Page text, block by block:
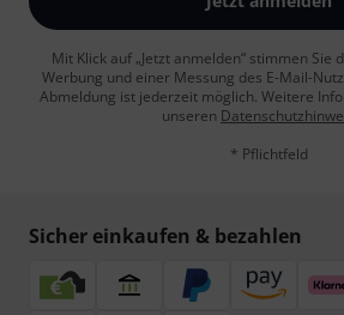
Mit Klick auf „Jetzt anmelden“ stimmen Sie
Werbung und einer Messung des E-Mail-
Abmeldung ist jederzeit möglich. Weitere
unseren
* Pflichtfeld
Sicher einkaufen & bezahlen